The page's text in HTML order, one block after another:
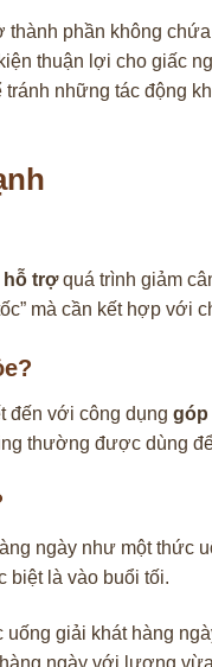
thành phần không
thuận lợi cho giấc
những tác động
hỗ trợquá trình giảm
mà cần kết hợp với
đến với công dụng góp
thường được dùng
ngày như một thức
biệt là vào buổi tối.
ngày với lượng